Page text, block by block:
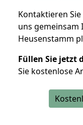
Kontaktieren
uns gemeinsam
Heusenstamm
Füllen Sie jetzt
Sie kostenlose